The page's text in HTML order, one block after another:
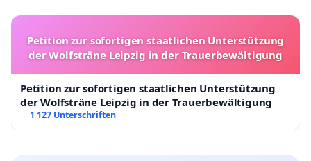
Petition zur sofortigen staatlichen Unterstützung
der Wolfsträne Leipzig in der Trauerbewältigung
Petition zur sofortigen staatlichen Unterstützung
der Wolfsträne Leipzig in der Trauerbewältigung
1 127 Unterschriften